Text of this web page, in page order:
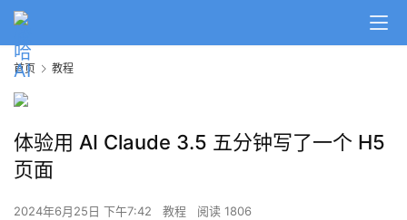
首页 教程
体验用 AI Claude 3.5 五分钟写了一个 H5
页面
2024年6月25日 下午7:42 教程 阅读 1806